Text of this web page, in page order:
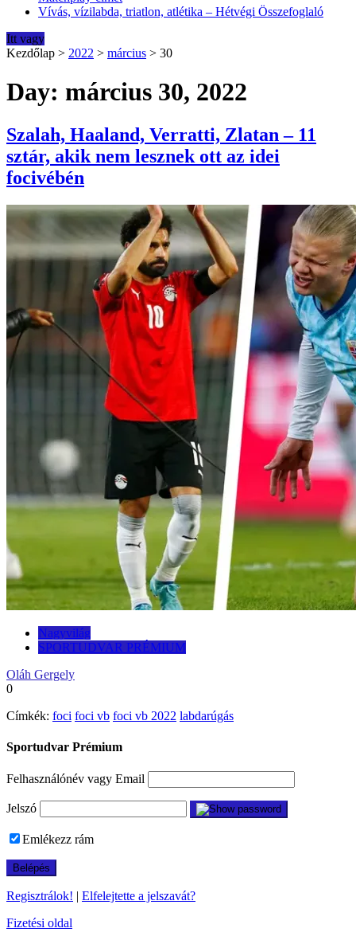
Vívás, vízilabda, triatlon, atlétika – Hétvégi Összefoglaló
Itt vagy
Kezdőlap > 2022 > március > 30
Day: március 30, 2022
Szalah, Haaland, Verratti, Zlatan – 11
sztár, akik nem lesznek ott az idei
focivébén
Nagyvilág
SPORTUDVAR PRÉMIUM
Oláh Gergely
0
Címkék: foci foci vb foci vb 2022 labdarúgás
Sportudvar Prémium
Felhasználónév vagy Email
Jelszó
Emlékezz rám
Regisztrálok! | Elfelejtette a jelszavát?
Fizetési oldal